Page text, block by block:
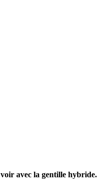
avec la gentille